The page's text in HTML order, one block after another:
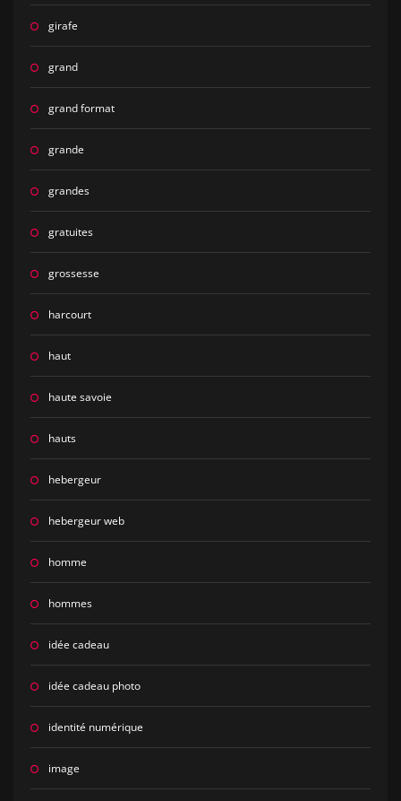
girafe
grand
grand format
grande
grandes
gratuites
grossesse
harcourt
haut
haute savoie
hauts
hebergeur
hebergeur web
homme
hommes
idée cadeau
idée cadeau photo
identité numérique
image